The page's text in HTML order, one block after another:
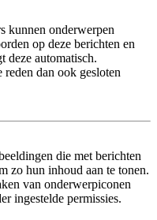
kunnen onderwerpen
op deze berichten en
deze automatisch.
dan ook gesloten
die met berichten
zo hun inhoud aan te tonen.
van onderwerpiconen
ingestelde permissies.